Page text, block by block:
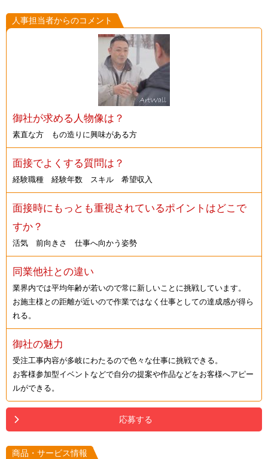
人事担当者からのコメント
御社が求める人物像は？
素直な方 もの造りに興味がある方
面接でよくする質問は？
経験職種 経験年数 スキル 希望収入
面接時にもっとも重視されているポイントはどこで
すか？
活気 前向きさ 仕事へ向かう姿勢
同業他社との違い
業界内では平均年齢が若いので常に新しいことに挑戦しています。
お施主様との距離が近いので作業ではなく仕事としての達成感が得ら
れる。
御社の魅力
受注工事内容が多岐にわたるので色々な仕事に挑戦できる。
お客様参加型イベントなどで自分の提案や作品などをお客様へアピー
ルができる。
応募する
商品・サービス情報